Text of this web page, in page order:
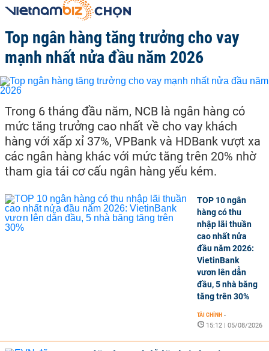
Top ngân hàng tăng trưởng cho vay
mạnh nhất nửa đầu năm 2026
Trong 6 tháng đầu năm, NCB là ngân hàng có
mức tăng trưởng cao nhất về cho vay khách
hàng với xấp xỉ 37%, VPBank và HDBank vượt xa
các ngân hàng khác với mức tăng trên 20% nhờ
tham gia tái cơ cấu ngân hàng yếu kém.
TOP 10 ngân
hàng có thu
nhập lãi thuần
cao nhất nửa
đầu năm 2026:
VietinBank
vươn lên dẫn
đầu, 5 nhà băng
tăng trên 30%
TÀI CHÍNH -
15:12 | 05/08/2026